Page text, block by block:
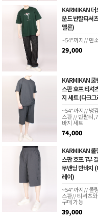
KARMIKAN 더
운드 반팔티셔
멜론)
~54"까지// 면
29,000
KARMIKAN 쿨
스판 호프 티셔
지 세트 (다크
~54"까지// 냉
스판 // 반팔티
바지 세트
74,000
KARMIKAN 쿨
스판 호프 7부
무밴딩 반바지
레이)
~54"까지// 쿨
스판// 티셔츠
구매 가능
39,000